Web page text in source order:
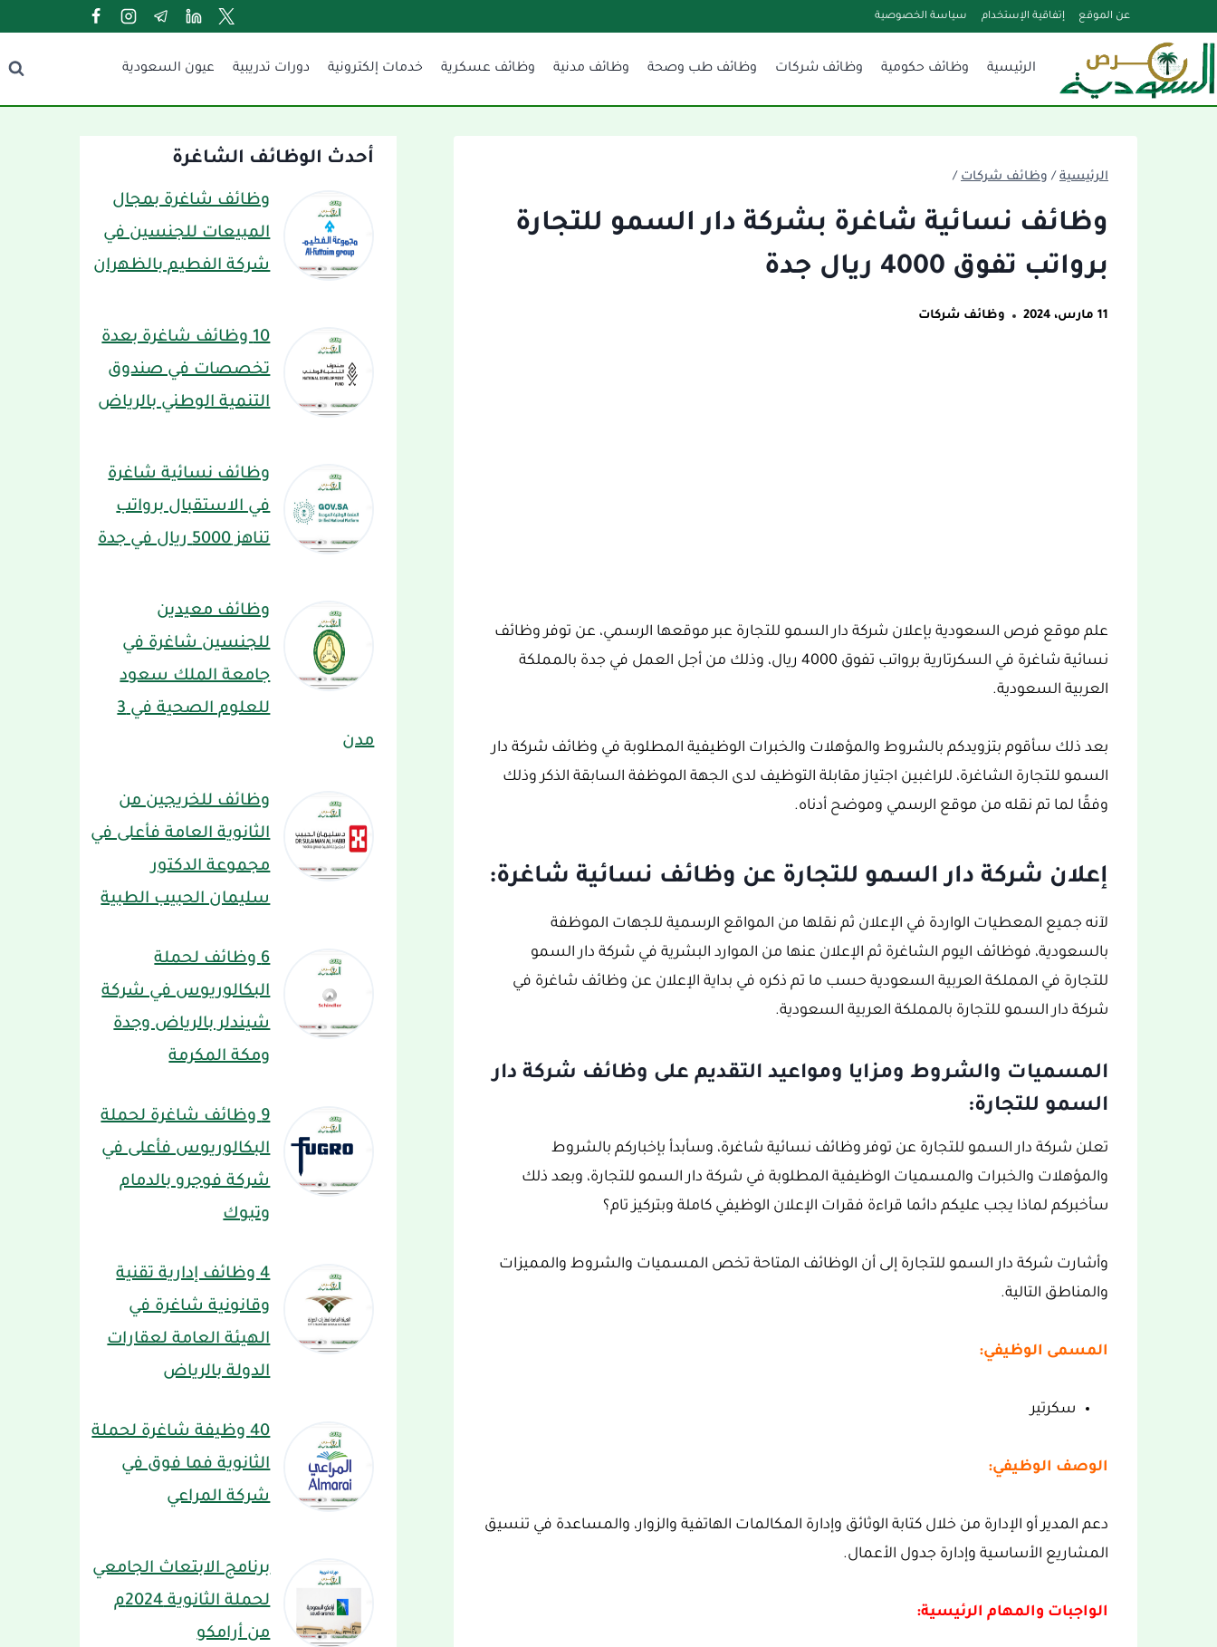
إلى
المحتوى
عن الموقع إتفاقية الإستخدام سياسة الخصوصية
الرئيسية وظائف حكومية وظائف شركات وظائف طب وصحة وظائف مدنية وظائف عسكرية خدمات إلكترونية دورات تدريبية عيون السعودية
الرئيسية / وظائف شركات /
وظائف نسائية شاغرة بشركة دار السمو للتجارة
برواتب تفوق 4000 ريال جدة
11 مارس، 2024 وظائف شركات
علم موقع فرص السعودية بإعلان شركة دار السمو للتجارة عبر موقعها الرسمي، عن توفر وظائف
نسائية شاغرة في السكرتارية برواتب تفوق 4000 ريال، وذلك من أجل العمل في جدة بالمملكة
العربية السعودية.
بعد ذلك سأقوم بتزويدكم بالشروط والمؤهلات والخبرات الوظيفية المطلوبة في وظائف شركة دار
السمو للتجارة الشاغرة، للراغبين اجتياز مقابلة التوظيف لدى الجهة الموظفة السابقة الذكر وذلك
وفقًا لما تم نقله من موقع الرسمي وموضح أدناه.
إعلان شركة دار السمو للتجارة عن وظائف نسائية شاغرة:
لآنه جميع المعطيات الواردة في الإعلان ثم نقلها من المواقع الرسمية للجهات الموظفة
بالسعودية، فوظائف اليوم الشاغرة ثم الإعلان عنها من الموارد البشرية في شركة دار السمو
للتجارة في المملكة العربية السعودية حسب ما تم ذكره في بداية الإعلان عن وظائف شاغرة في
شركة دار السمو للتجارة بالمملكة العربية السعودية.
المسميات والشروط ومزايا ومواعيد التقديم على وظائف شركة دار
السمو للتجارة:
تعلن شركة دار السمو للتجارة عن توفر وظائف نسائية شاغرة، وسأبدأ بإخباركم بالشروط
والمؤهلات والخبرات والمسميات الوظيفية المطلوبة في شركة دار السمو للتجارة، وبعد ذلك
سأخبركم لماذا يجب عليكم دائما قراءة فقرات الإعلان الوظيفي كاملة وبتركيز تام؟
وأشارت شركة دار السمو للتجارة إلى أن الوظائف المتاحة تخص المسميات والشروط والمميزات
والمناطق التالية.
المسمى الوظيفي:
سكرتير
الوصف الوظيفي:
دعم المدير أو الإدارة من خلال كتابة الوثائق وإدارة المكالمات الهاتفية والزوار، والمساعدة في تنسيق
المشاريع الأساسية وإدارة جدول الأعمال.
الواجبات والمهام الرئيسية:
أحدث الوظائف الشاغرة
وظائف شاغرة بمجال
المبيعات للجنسين في
شركة الفطيم بالظهران
10 وظائف شاغرة بعدة
تخصصات في صندوق
التنمية الوطني بالرياض
وظائف نسائية شاغرة
في الاستقبال برواتب
تناهز 5000 ريال في جدة
وظائف معيدين
للجنسين شاغرة في
جامعة الملك سعود
للعلوم الصحية في 3
مدن
وظائف للخريجين من
الثانوية العامة فأعلى في
مجموعة الدكتور
سليمان الحبيب الطبية
6 وظائف لحملة
البكالوريوس في شركة
شيندلر بالرياض وجدة
ومكة المكرمة
9 وظائف شاغرة لحملة
البكالوريوس فأعلى في
شركة فوجرو بالدمام
وتبوك
4 وظائف إدارية تقنية
وقانونية شاغرة في
الهيئة العامة لعقارات
الدولة بالرياض
40 وظيفة شاغرة لحملة
الثانوية فما فوق في
شركة المراعي
برنامج الابتعاث الجامعي
لحملة الثانوية 2024م
من أرامكو